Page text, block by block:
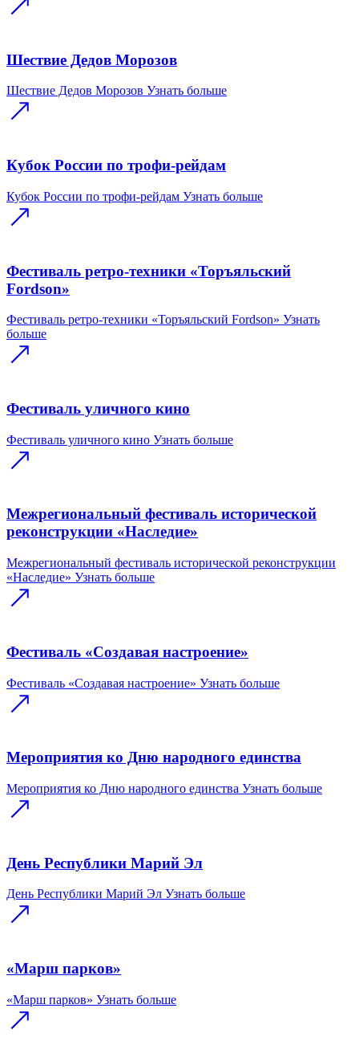
Шествие Дедов Морозов
Шествие Дедов Морозов Узнать больше
Кубок России по трофи-рейдам
Кубок России по трофи-рейдам Узнать больше
Фестиваль ретро-техники «Торъяльский
Fordson»
Фестиваль ретро-техники «Торъяльский Fordson» Узнать
больше
Фестиваль уличного кино
Фестиваль уличного кино Узнать больше
Межрегиональный фестиваль исторической
реконструкции «Наследие»
Межрегиональный фестиваль исторической реконструкции
«Наследие» Узнать больше
Фестиваль «Создавая настроение»
Фестиваль «Создавая настроение» Узнать больше
Мероприятия ко Дню народного единства
Мероприятия ко Дню народного единства Узнать больше
День Республики Марий Эл
День Республики Марий Эл Узнать больше
«Марш парков»
«Марш парков» Узнать больше